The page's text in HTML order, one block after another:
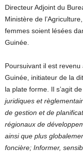
Directeur Adjoint du
Ministère de
femmes soient lésées
Guinée.
Poursuivant il est
Guinée, initiateur de la
la plate forme. Il s’agit
juridiques et
de gestion et de
régionaux de
ainsi que plus
foncière; Informer,